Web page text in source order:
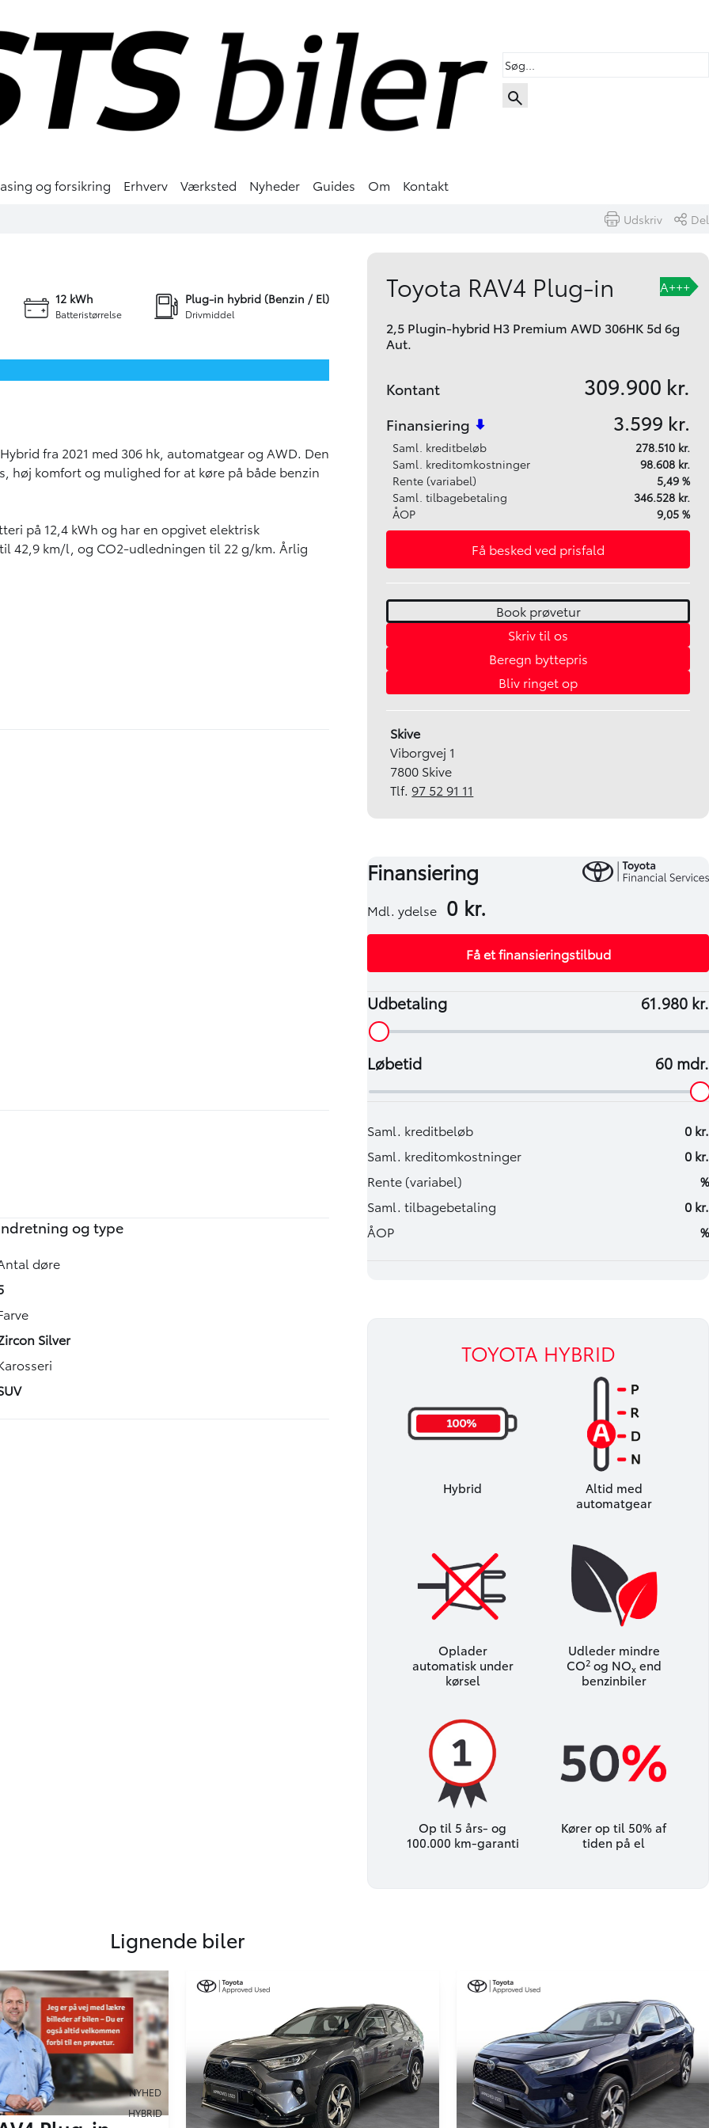
og forsikring Erhverv Værksted Nyheder Guides Om Kontakt
Book prøvetur Skriv til os
Udskriv Del
Batteristørrelse
12 kWh
Drivmiddel
Plug-in hybrid (Benzin / El)
fra 2021 med 306 hk, automatgear og AWD. Den
høj komfort og mulighed for at køre på både benzin
på 12,4 kWh og har en opgivet elektrisk
42,9 km/l, og CO2-udledningen til 22 g/km. Årlig
for mere info eller en prøvetur. Mulighed for
serviceaktiveret garanti op til 10 år/185.000 km.
km.
og type
døre
Silver
Toyota RAV4 Plug-in
2,5 Plugin-hybrid H3 Premium AWD 306HK 5d 6g
Aut.
A+++
Kontant 309.900 kr.
Finansiering 3.599 kr.
Saml. kreditbeløb
278.510 kr.
Saml. kreditomkostninger
98.608 kr.
Rente (variabel)
5,49 %
Saml. tilbagebetaling
346.528 kr.
ÅOP
9,05 %
Få besked ved prisfald
Book prøvetur
Skriv til os
Beregn byttepris
Bliv ringet op
Skive
Viborgvej 1
7800 Skive
Tlf.97 52 91 11
TOYOTA HYBRID
Hybrid
Altid med
automatgear
Oplader
automatisk under
kørsel
Udleder mindre
CO2og NOxend
benzinbiler
Op til 5 års- og
100.000 km-garanti
Kører op til 50% af
tiden på el
Lignende biler
NYHED
HYBRID